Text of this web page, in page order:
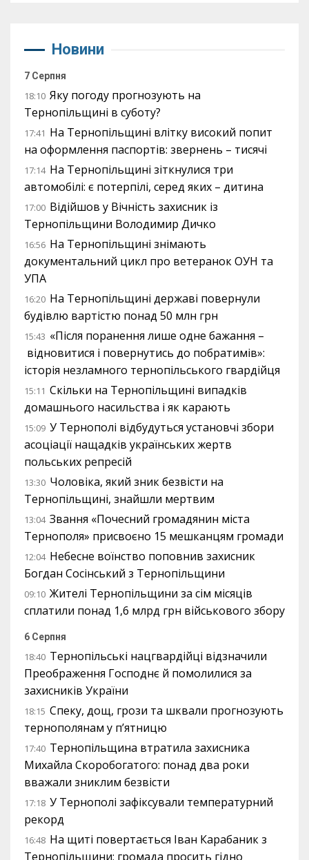
Новини
7 Серпня
18:10 Яку погоду прогнозують на
Тернопільщині в суботу?
17:41 На Тернопільщині влітку високий попит
на оформлення паспортів: звернень – тисячі
17:14 На Тернопільщині зіткнулися три
автомобілі: є потерпілі, серед яких – дитина
17:00 Відійшов у Вічність захисник із
Тернопільщини Володимир Дичко
16:56 На Тернопільщині знімають
документальний цикл про ветеранок ОУН та
УПА
16:20 На Тернопільщині державі повернули
будівлю вартістю понад 50 млн грн
15:43 «Після поранення лише одне бажання –
відновитися і повернутись до побратимів»:
історія незламного тернопільського гвардійця
15:11 Скільки на Тернопільщині випадків
домашнього насильства і як карають
15:09 У Тернополі відбудуться установчі збори
асоціації нащадків українських жертв
польських репресій
13:30 Чоловіка, який зник безвісти на
Тернопільщині, знайшли мертвим
13:04 Звання «Почесний громадянин міста
Тернополя» присвоєно 15 мешканцям громади
12:04 Небесне воїнство поповнив захисник
Богдан Сосінський з Тернопільщини
09:10 Жителі Тернопільщини за сім місяців
сплатили понад 1,6 млрд грн військового збору
6 Серпня
18:40 Тернопільські нацгвардійці відзначили
Преображення Господнє й помолилися за
захисників України
18:15 Спеку, дощ, грози та шквали прогнозують
тернополянам у п’ятницю
17:40 Тернопільщина втратила захисника
Михайла Скоробогатого: понад два роки
вважали зниклим безвісти
17:18 У Тернополі зафіксували температурний
рекорд
16:48 На щиті повертається Іван Карабаник з
Тернопільщини: громада просить гідно